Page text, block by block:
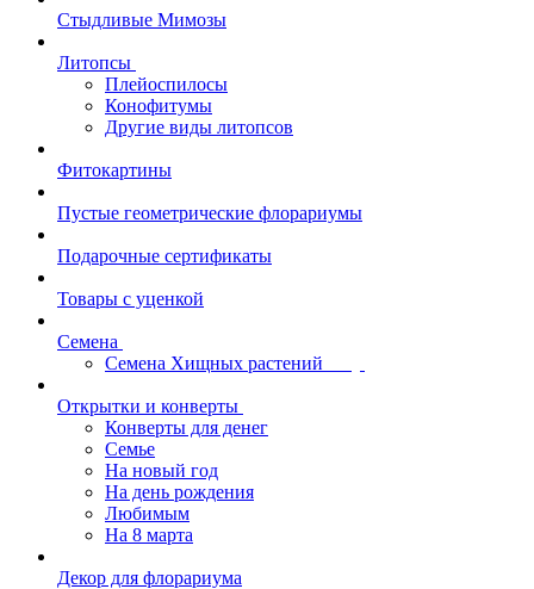
Стыдливые Мимозы
Литопсы
Плейоспилосы
Конофитумы
Другие виды литопсов
Фитокартины
Пустые геометрические флорариумы
Подарочные сертификаты
Товары с уценкой
Семена
Семена Хищных растений
Открытки и конверты
Конверты для денег
Семье
На новый год
На день рождения
Любимым
На 8 марта
Декор для флорариума